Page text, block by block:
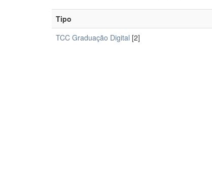
Tipo
TCC Graduação Digital [2]